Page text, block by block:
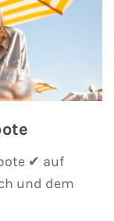
✔ auf
und dem